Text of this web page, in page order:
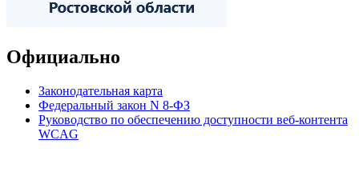
Официально
Законодательная карта
Федеральный закон N 8-ФЗ
Руководство по обеспечению доступности веб-контента
WCAG